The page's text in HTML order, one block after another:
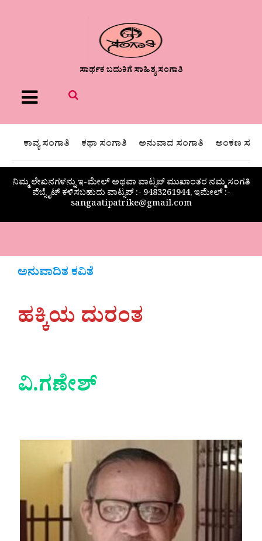
ಸಾರ್ಥಕ ಬದುಕಿಗೆ ಸಾಹಿತ್ಯ ಸಂಗಾತಿ
Menu
ಕಾವ್ಯ ಸಂಗಾತಿ ಕಥಾ ಸಂಗಾತಿ ಅನುವಾದ ಸಂಗಾತಿ ಅಂಕಣ
ನಿಮ್ಮ ಲೇಖನಗಳನ್ನು ಇ-ಮೇಲ್ ಅಥವಾ ವಾಟ್ಸಪ್ ಮುಖಾಂತರ ನಮ್ಮ ಸಂಗತಿ
ವೆಬ್ಸೈಟ್ ಕಳಿಸಬಹುದು ವಾಟ್ಸಪ್‌ :- 9483261944, ಇಮೇಲ್ :-
sangaatipatrike@gmail.com
ಅನುವಾದಿತ ಕವಿತೆ
ಹಕ್ಕಿಯ ದುರಂತ
ವಿ.ಗಣೇಶ್